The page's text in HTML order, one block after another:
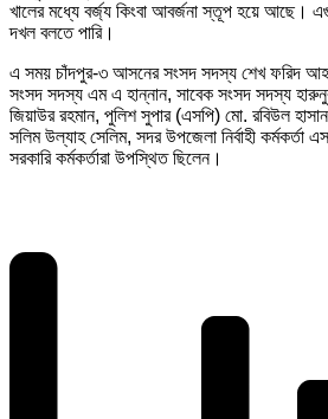
খালের মধ্যে বর্জ্য কিংবা আবর্জনা স্তূপ হয়ে আছে।
দখল বলতে পারি।
এ সময় চাঁদপুর-৩ আসনের সংসদ সদস্য শেখ ফরিদ
সংসদ সদস্য এম এ হান্নান, সাবেক সংসদ সদস্য
জিয়াউর রহমান, পুলিশ সুপার (এসপি) মো. রবিউল
সলিম উল্যাহ সেলিম, সদর উপজেলা নির্বাহী কর্মকর্তা
সরকারি কর্মকর্তারা উপস্থিত ছিলেন।